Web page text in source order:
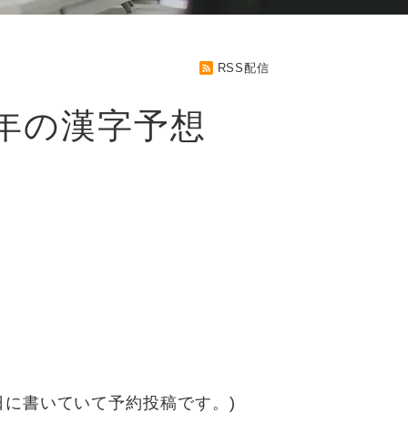
RSS配信
の漢字予想
書いていて予約投稿です。)